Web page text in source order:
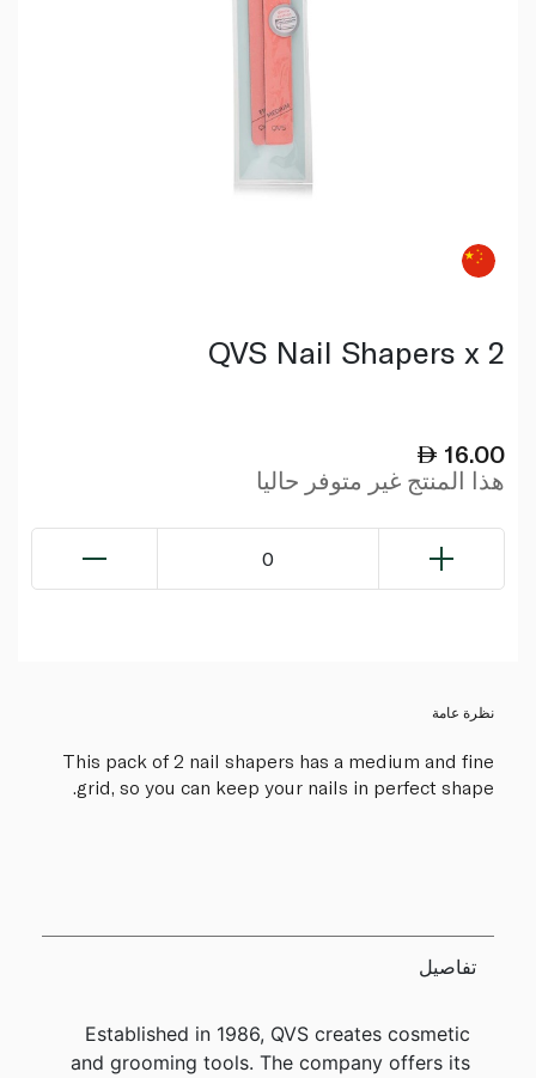
QVS Nail Shapers x 2
16.00
هذا المنتج غير متوفر حاليا
0
نظرة عامة
This pack of 2 nail shapers has a medium and fine
grid, so you can keep your nails in perfect shape.
تفاصيل
Established in 1986, QVS creates cosmetic
and grooming tools. The company offers its